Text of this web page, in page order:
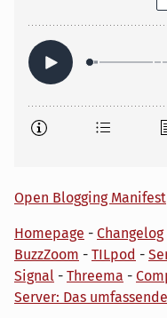
Open Blogging Manifest
Homepage - Changelog
BuzzZoom - TILpod -
Signal - Threema -
Server: Das